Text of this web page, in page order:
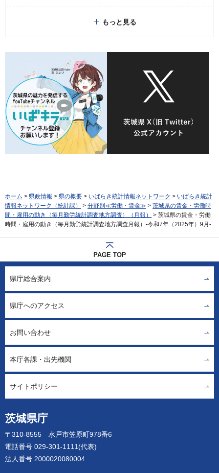
もっと見る
ホーム > 県政情報 > 県の概要 > いばらき統計情報ネットワーク > いばらき統計
情報ネットワーク（統計課）
> 分野別≪労働・賃金≫ > 茨城県の賃金・労働時
間・雇用の動き（毎月勤労統計調査地方調査）（月報）
> 茨城県の賃金・労働
時間・雇用の動き（毎月勤労統計調査地方調査月報）-令和7年（2025年）9月-
PAGE TOP
茨城県庁
〒310-8555 水戸市笠原町978番6
電話番号 029-301-1111(代表)
法人番号 2000020080004
県庁総合案内
県庁へのアクセス
お問い合わせ
本庁各課・出先機関
サイトポリシー